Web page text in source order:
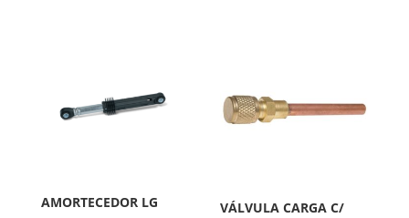
AMORTECEDOR LG
VÁLVULA CARGA C/